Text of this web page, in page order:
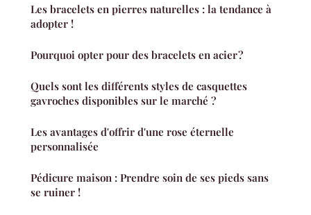
Les bracelets en pierres naturelles : la tendance à
adopter !
Pourquoi opter pour des bracelets en acier ?
Quels sont les différents styles de casquettes
gavroches disponibles sur le marché ?
Les avantages d'offrir d'une rose éternelle
personnalisée
Pédicure maison : Prendre soin de ses pieds sans
se ruiner !